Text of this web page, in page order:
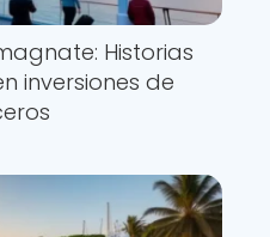
Historias
inversiones de